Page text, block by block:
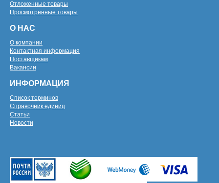
Отложенные товары
Просмотренные товары
О НАС
О компании
Контактная информация
Поставщикам
Вакансии
ИНФОРМАЦИЯ
Список терминов
Справочник единиц
Статьи
Новости